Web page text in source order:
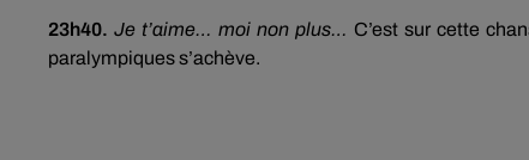
23h40. Je t’aime… moi non plus… C’est sur cette
paralympiques s’achève.